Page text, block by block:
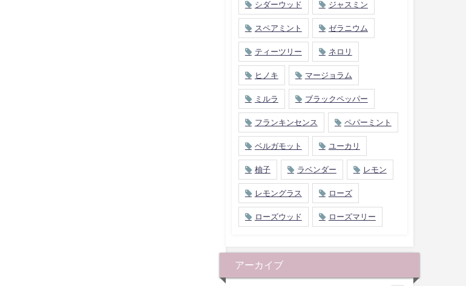
シダーウッド ジャスミン
スペアミント ゼラニウム
ティーツリー ネロリ
ヒノキ マージョラム
ミルラ ブラックペッパー
フランキンセンス ペパーミント
ベルガモット ユーカリ
柚子 ラベンダー レモン
レモングラス ローズ
ローズウッド ローズマリー
アーカイブ